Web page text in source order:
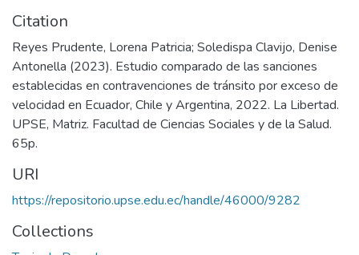
Citation
Reyes Prudente, Lorena Patricia; Soledispa Clavijo, Denise
Antonella (2023). Estudio comparado de las sanciones
establecidas en contravenciones de tránsito por exceso de
velocidad en Ecuador, Chile y Argentina, 2022. La Libertad.
UPSE, Matriz. Facultad de Ciencias Sociales y de la Salud.
65p.
URI
https://repositorio.upse.edu.ec/handle/46000/9282
Collections